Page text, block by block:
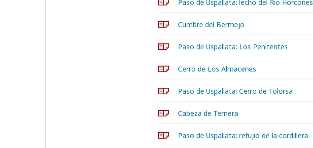
Paso de Uspallata: lecho del Rio Horcones
Cumbre del Bermejo
Paso de Uspallata: Los Penitentes
Cerro de Los Almacenes
Paso de Uspallata: Cerro de Tolorsa
Cabeza de Ternera
Paso de Uspallata: refujio de la cordillera